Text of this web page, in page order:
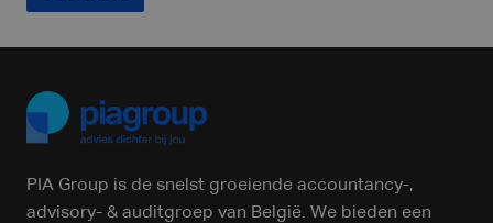
PIA Group is de snelst groeiende accountancy-,
advisory- & auditgroep van België. We bieden een